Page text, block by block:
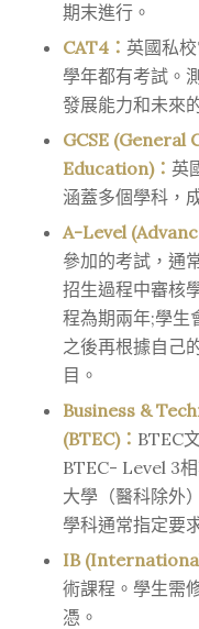
期末進行。
CAT4： 英國私
學年都有考試。
發展能力和未來
GCSE
Education)： 英
涵蓋多個學科，
A-Level
參加的考試，通
招生過程中審核
程為期兩年;學生
之後再根據自己
目。
Business &
(BTEC)： BTEC
BTEC- Level 3
大學（醫科除外
學科通常指定要
IB
術課程。學生需
憑。